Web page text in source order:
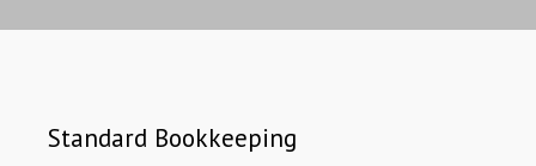
Standard Bookkeeping